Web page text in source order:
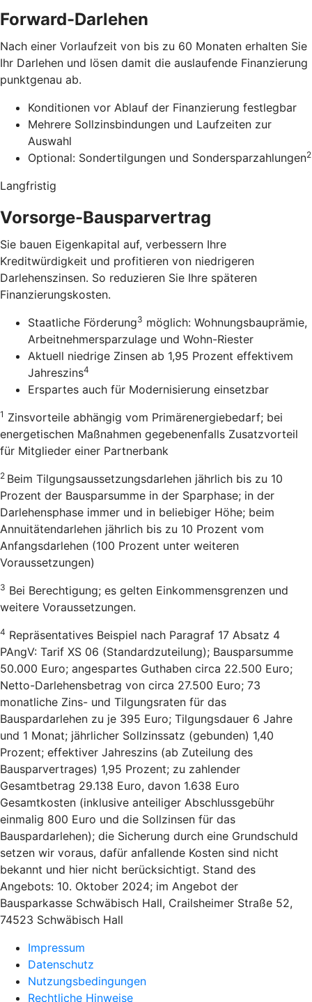
Forward-Darlehen
Nach einer Vorlaufzeit von bis zu 60 Monaten erhalten Sie
Ihr Darlehen und lösen damit die auslaufende Finanzierung
punktgenau ab.
Konditionen vor Ablauf der Finanzierung festlegbar
Mehrere Sollzinsbindungen und Laufzeiten zur
Auswahl
Optional: Sondertilgungen und Sondersparzahlungen2
Langfristig
Vorsorge-Bausparvertrag
Sie bauen Eigenkapital auf, verbessern Ihre
Kreditwürdigkeit und profitieren von niedrigeren
Darlehenszinsen. So reduzieren Sie Ihre späteren
Finanzierungskosten.
Staatliche Förderung3 möglich: Wohnungsbauprämie,
Arbeitnehmersparzulage und Wohn-Riester
Aktuell niedrige Zinsen ab 1,95 Prozent effektivem
Jahreszins4
Erspartes auch für Modernisierung einsetzbar
1 Zinsvorteile abhängig vom Primärenergiebedarf; bei
energetischen Maßnahmen gegebenenfalls Zusatzvorteil
für Mitglieder einer Partnerbank
2 Beim Tilgungsaussetzungsdarlehen jährlich bis zu 10
Prozent der Bausparsumme in der Sparphase; in der
Darlehensphase immer und in beliebiger Höhe; beim
Annuitätendarlehen jährlich bis zu 10 Prozent vom
Anfangsdarlehen (100 Prozent unter weiteren
Voraussetzungen)
3 Bei Berechtigung; es gelten Einkommensgrenzen und
weitere Voraussetzungen.
4 Repräsentatives Beispiel nach Paragraf 17 Absatz 4
PAngV: Tarif XS 06 (Standardzuteilung); Bausparsumme
50.000 Euro; angespartes Guthaben circa 22.500 Euro;
Netto-Darlehensbetrag von circa 27.500 Euro; 73
monatliche Zins- und Tilgungsraten für das
Bauspardarlehen zu je 395 Euro; Tilgungsdauer 6 Jahre
und 1 Monat; jährlicher Sollzinssatz (gebunden) 1,40
Prozent; effektiver Jahreszins (ab Zuteilung des
Bausparvertrages) 1,95 Prozent; zu zahlender
Gesamtbetrag 29.138 Euro, davon 1.638 Euro
Gesamtkosten (inklusive anteiliger Abschlussgebühr
einmalig 800 Euro und die Sollzinsen für das
Bauspardarlehen); die Sicherung durch eine Grundschuld
setzen wir voraus, dafür anfallende Kosten sind nicht
bekannt und hier nicht berücksichtigt. Stand des
Angebots: 10. Oktober 2024; im Angebot der
Bausparkasse Schwäbisch Hall, Crailsheimer Straße 52,
74523 Schwäbisch Hall
Impressum
Datenschutz
Nutzungsbedingungen
Rechtliche Hinweise